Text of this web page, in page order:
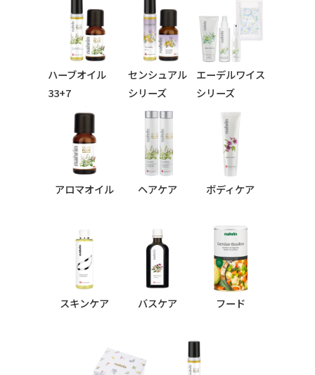
ハーブオイル
33+7
シリーズ
センシュアル
シリーズ
エーデルワイス
シリーズ
アロマオイル ヘアケア ボディケア
スキンケア バスケア フード